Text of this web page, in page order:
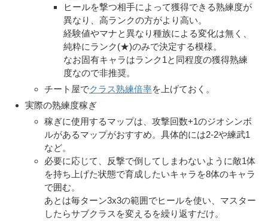
ヒールを撃つ相手によって獲得できる熟練度が
異なり、高ランクの方がより高い。
経験値やマナと異なり種族による変化は無く、
純粋にランク(★)のみで決定する模様。
なお固有キャラはランク1と同程度の獲得熟練
度なので非推奨。
チート屋でクラス熟練倍率を上げておく。
実際の熟練度稼ぎ
稼ぎに使用するマップは、攻撃回数+1のジオシンボ
ルがあるマップがおすすめ。具体的には2-2や練武1
など。
必要に応じて、反撃で倒してしまわないように敵1体
を持ち上げた状態で育成したいキャラを8体のキャラ
で囲む。
あとは毎ターン3x3の範囲でヒールを使い、マスター
したらサブクラスを変えるを繰り返すだけ。